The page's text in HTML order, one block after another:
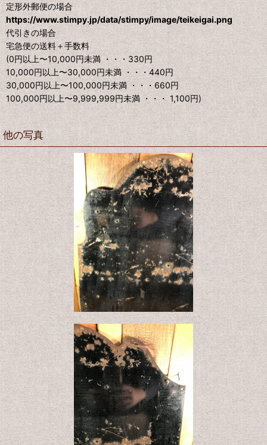
定形外郵便の場合
https://www.stimpy.jp/data/stimpy/image/teikeigai.png
代引きの場合
宅急便の送料＋手数料
(0円以上〜10,000円未満 ・・・330円
10,000円以上〜30,000円未満 ・・・440円
30,000円以上〜100,000円未満 ・・・660円
100,000円以上〜9,999,999円未満 ・・・ 1,100円)
他の写真